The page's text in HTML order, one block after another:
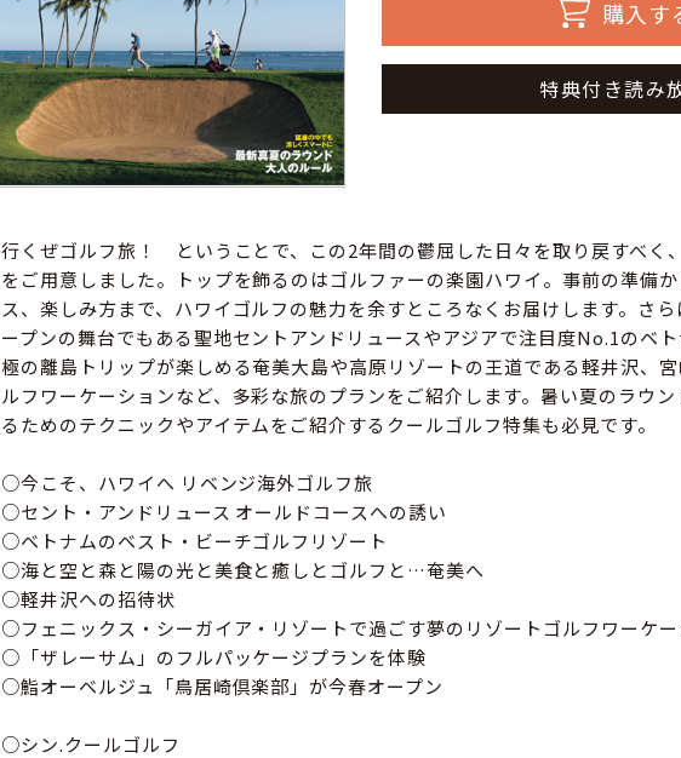
購入す
特典付き読み
行くぜゴルフ旅！ ということで、この2年間の鬱屈した日々を取り戻すべく
をご用意しました。トップを飾るのはゴルファーの楽園ハワイ。事前の準備
ス、楽しみ方まで、ハワイゴルフの魅力を余すところなくお届けします。さ
ープンの舞台でもある聖地セントアンドリュースやアジアで注目度No.1のベ
極の離島トリップが楽しめる奄美大島や高原リゾートの王道である軽井沢、
ルフワーケーションなど、多彩な旅のプランをご紹介します。暑い夏のラウ
るためのテクニックやアイテムをご紹介するクールゴルフ特集も必見です。
○今こそ、ハワイへ リベンジ海外ゴルフ旅
○セント・アンドリュース オールドコースへの誘い
○ベトナムのベスト・ビーチゴルフリゾート
○海と空と森と陽の光と美食と癒しとゴルフと…奄美へ
○軽井沢への招待状
○フェニックス・シーガイア・リゾートで過ごす夢のリゾートゴルフワーケ
○「ザレーサム」のフルパッケージプランを体験
○鮨オーベルジュ「鳥居崎倶楽部」が今春オープン
○シン.クールゴルフ